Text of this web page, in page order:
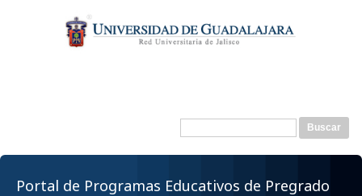
contenido
principal
Formulario de
Buscar
Portal de Programas Educativos de Pregrado